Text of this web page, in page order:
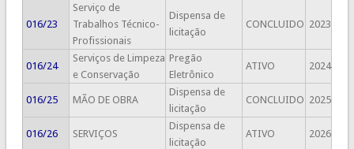
016/23
Serviço de
Trabalhos Técnico-
Profissionais
Dispensa de
licitação
CONCLUIDO 2023
016/24
Serviços de Limpeza
e Conservação
Pregão
Eletrônico
ATIVO 2024
016/25 MÃO DE OBRA
Dispensa de
licitação
CONCLUIDO 2025
016/26 SERVIÇOS
Dispensa de
licitação
ATIVO 2026